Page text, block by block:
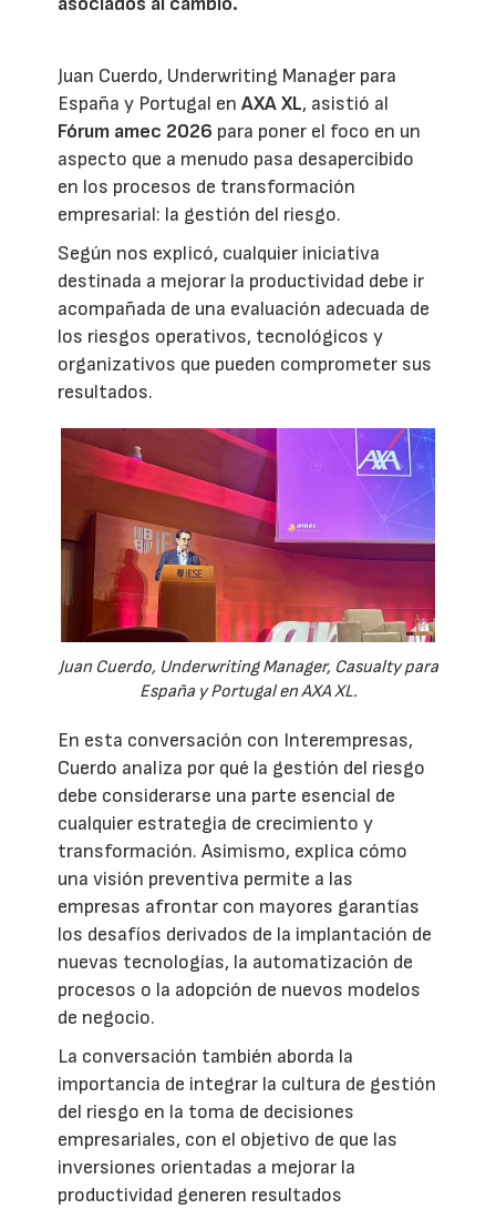
Juan Cuerdo, Underwriting Manager para
España y Portugal enAXA XL, asistió al
Fórum amec 2026 para poner el foco en un
aspecto que a menudo pasa desapercibido
en los procesos de transformación
empresarial: la gestión del riesgo.
Según nos explicó, cualquier iniciativa
destinada a mejorar la productividad debe ir
acompañada de una evaluación adecuada de
los riesgos operativos, tecnológicos y
organizativos que pueden comprometer sus
resultados.
Juan Cuerdo, Underwriting Manager, Casualty para
España y Portugal en AXA XL.
En esta conversación con Interempresas,
Cuerdo analiza por qué la gestión del riesgo
debe considerarse una parte esencial de
cualquier estrategia de crecimiento y
transformación. Asimismo, explica cómo
una visión preventiva permite a las
empresas afrontar con mayores garantías
los desafíos derivados de la implantación de
nuevas tecnologías, la automatización de
procesos o la adopción de nuevos modelos
de negocio.
La conversación también aborda la
importancia de integrar la cultura de gestión
del riesgo en la toma de decisiones
empresariales, con el objetivo de que las
inversiones orientadas a mejorar la
productividad generen resultados